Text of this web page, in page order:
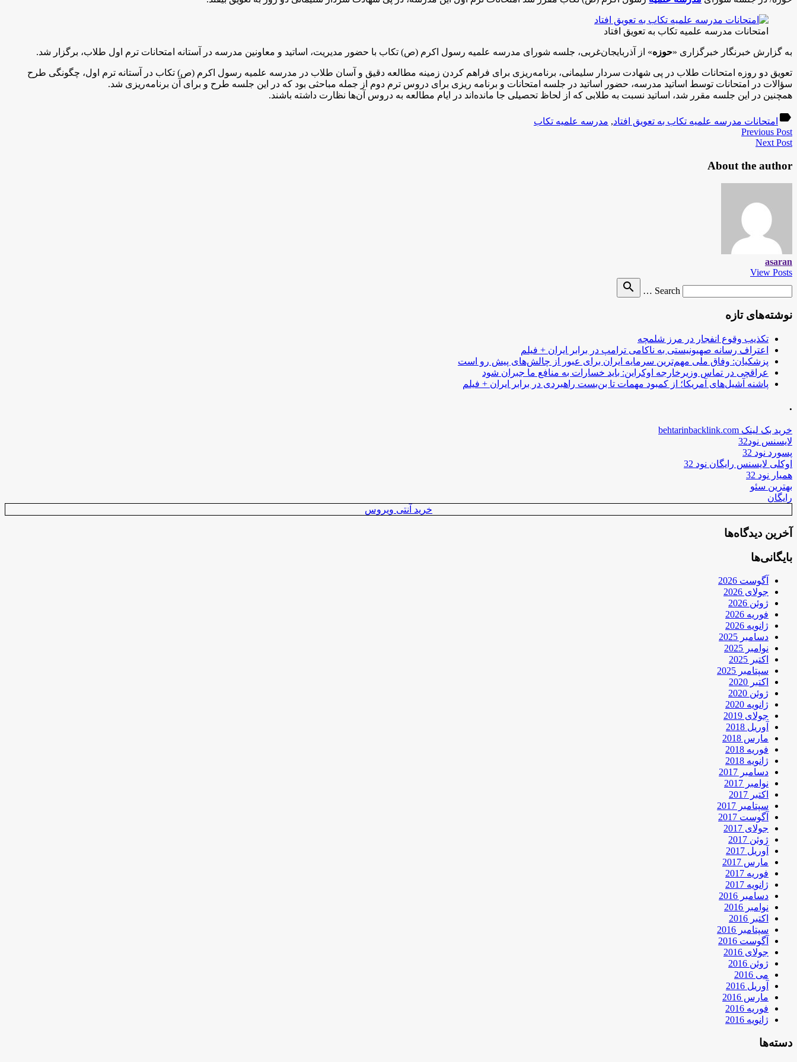
امتحانات مدرسه علمیه تکاب به تعویق افتاد
به گزارش خبرنگار خبرگزاری «حوزه» از آذربایجان‌غربی، جلسه شورای مدرسه علمیه رسول اکرم (ص) تکاب با حضور مدیریت، اساتید و معاونین مدرسه در آستانه امتحانات ترم اول طلاب، برگزار شد.
تعویق دو روزه امتحانات طلاب در پی شهادت سردار سلیمانی، برنامه‌ریزی برای فراهم کردن زمینه مطالعه دقیق و آسان طلاب در مدرسه علمیه رسول اکرم (ص) تکاب در آستانه ترم اول، چگونگی طرح
سؤالات در امتحانات توسط اساتید مدرسه، حضور اساتید در جلسه امتحانات و برنامه ریزی برای دروس ترم دوم از جمله مباحثی بود که در این جلسه طرح و برای آن برنامه‌ریزی شد.
همچنین در این جلسه مقرر شد، اساتید نسبت به طلابی که از لحاظ تحصیلی جا مانده‌اند در ایام مطالعه به دروس آن‌ها نظارت داشته باشند.
label امتحانات مدرسه علمیه تکاب به تعویق افتاد, مدرسه علمیه تکاب
Previous Post
Next Post
About the author
asaran
View Posts
Search …
search
نوشته‌های تازه
تکذیب وقوع انفجار در مرز شلمچه
اعتراف رسانه صهیونیستی به ناکامی ترامپ در برابر ایران + فیلم
پزشکیان: وفاق ملی مهم‌ترین سرمایه ایران برای عبور از چالش‌های پیش رو است
عراقچی در تماس وزیرخارجه اوکراین: باید خسارات به منافع ما جبران شود
پاشنه آشیل‌های آمریکا؛ از کمبود مهمات تا بن‌بست راهبردی در برابر ایران + فیلم
.
خرید بک لینک behtarinbacklink.com
لایسنس نود32
پسورد نود 32
اوکلی لایسنس رایگان نود 32
همیار نود 32
بهترین سئو
رایگان
خرید آنتی ویروس
آخرین دیدگاه‌ها
بایگانی‌ها
آگوست 2026
جولای 2026
ژوئن 2026
فوریه 2026
ژانویه 2026
دسامبر 2025
نوامبر 2025
اکتبر 2025
سپتامبر 2025
اکتبر 2020
ژوئن 2020
ژانویه 2020
جولای 2019
آوریل 2018
مارس 2018
فوریه 2018
ژانویه 2018
دسامبر 2017
نوامبر 2017
اکتبر 2017
سپتامبر 2017
آگوست 2017
جولای 2017
ژوئن 2017
آوریل 2017
مارس 2017
فوریه 2017
ژانویه 2017
دسامبر 2016
نوامبر 2016
اکتبر 2016
سپتامبر 2016
آگوست 2016
جولای 2016
ژوئن 2016
می 2016
آوریل 2016
مارس 2016
فوریه 2016
ژانویه 2016
دسته‌ها